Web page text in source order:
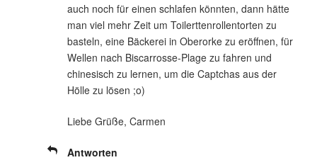
auch noch für einen schlafen könnten, dann hätte
man viel mehr Zeit um Toilerttenrollentorten zu
basteln, eine Bäckerei in Oberorke zu eröffnen, für
Wellen nach Biscarrosse-Plage zu fahren und
chinesisch zu lernen, um die Captchas aus der
Hölle zu lösen ;o)
Liebe Grüße, Carmen
Antworten